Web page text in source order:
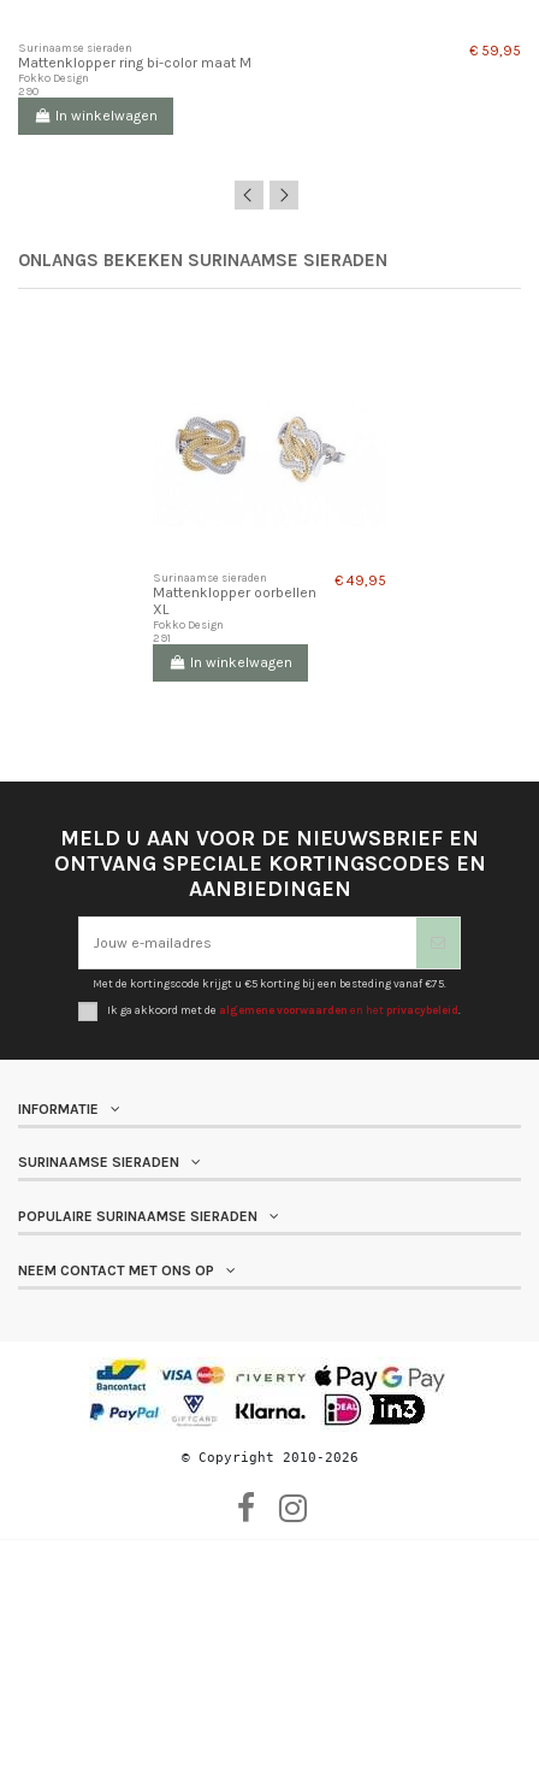
Surinaamse sieraden
Mattenklopper ring bi-color maat M
Fokko Design
290
€ 59,95
In winkelwagen
ONLANGS BEKEKEN SURINAAMSE SIERADEN
Surinaamse sieraden
Mattenklopper oorbellen
XL
Fokko Design
291
€ 49,95
In winkelwagen
MELD U AAN VOOR DE NIEUWSBRIEF EN
ONTVANG SPECIALE KORTINGSCODES EN
AANBIEDINGEN
Met de kortingscode krijgt u €5 korting bij een besteding vanaf €75.
Ik ga akkoord met de algemene voorwaarden en het privacybeleid
INFORMATIE
SURINAAMSE SIERADEN
POPULAIRE SURINAAMSE SIERADEN
NEEM CONTACT MET ONS OP
© Copyright 2010-2026